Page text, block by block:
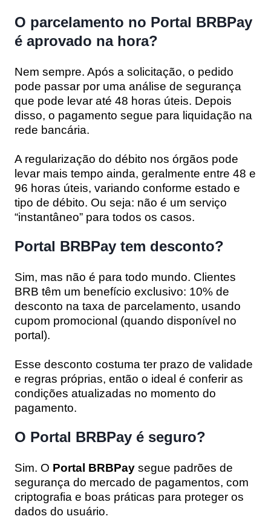
O parcelamento no Portal BRBPay
é aprovado na hora?
Nem sempre. Após a solicitação, o pedido
pode passar por uma análise de segurança
que pode levar até 48 horas úteis. Depois
disso, o pagamento segue para liquidação na
rede bancária.
A regularização do débito nos órgãos pode
levar mais tempo ainda, geralmente entre 48 e
96 horas úteis, variando conforme estado e
tipo de débito. Ou seja: não é um serviço
“instantâneo” para todos os casos.
Portal BRBPay tem desconto?
Sim, mas não é para todo mundo. Clientes
BRB têm um benefício exclusivo: 10% de
desconto na taxa de parcelamento, usando
cupom promocional (quando disponível no
portal).
Esse desconto costuma ter prazo de validade
e regras próprias, então o ideal é conferir as
condições atualizadas no momento do
pagamento.
O Portal BRBPay é seguro?
Sim. O Portal BRBPay segue padrões de
segurança do mercado de pagamentos, com
criptografia e boas práticas para proteger os
dados do usuário.